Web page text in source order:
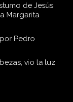
de Jesús
Margarita
Pedro
vio la luz